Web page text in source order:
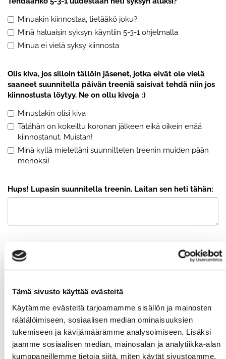
Tämä sivusto käyttää evästeitä
Käytämme evästeitä tarjoamamme sisällön ja mainosten
räätälöimiseen, sosiaalisen median ominaisuuksien
tukemiseen ja kävijämäärämme analysoimiseen. Lisäksi
jaamme sosiaalisen median, mainosalan ja analytiikka-alan
kumppaneillemme tietoja siitä, miten käytät sivustoamme.
Minuakin kiinnostaa, tietääkö joku?
Minä haluaisin syksyn käyntiin 5-3-1 ohjelmalla
Minua ei vielä syksy kiinnosta
Olis kiva, jos silloin tällöin jäsenet, jotka eivät ole vielä
saaneet suunnitella päivän treeniä saisivat tehdä niin jos
kiinnostusta löytyy. Ne on ollu kivoja :)
Minustakin olisi kiva
Tätähän on kokeiltu koronan jälkeen eikä oikein enää
kiinnostanut. Muistan!
Minä kyllä mielelläni suunnittelen treenin muiden pään
menoksi!
Hups! Lupasin suunnitella treenin. Laitan sen heti tähän:
Olen lukenut
ja hyväksyn
henkilötietojeni käsittelyn
VKO 8 (19.-25.2.)